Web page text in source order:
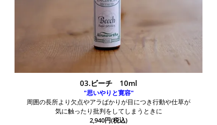
03.ビーチ 10ml
"思いやりと寛容"
周囲の長所より欠点やアラばかりが目につき行動や仕草が
気に触ったり批判をしてしまうときに
2,940円(税込)